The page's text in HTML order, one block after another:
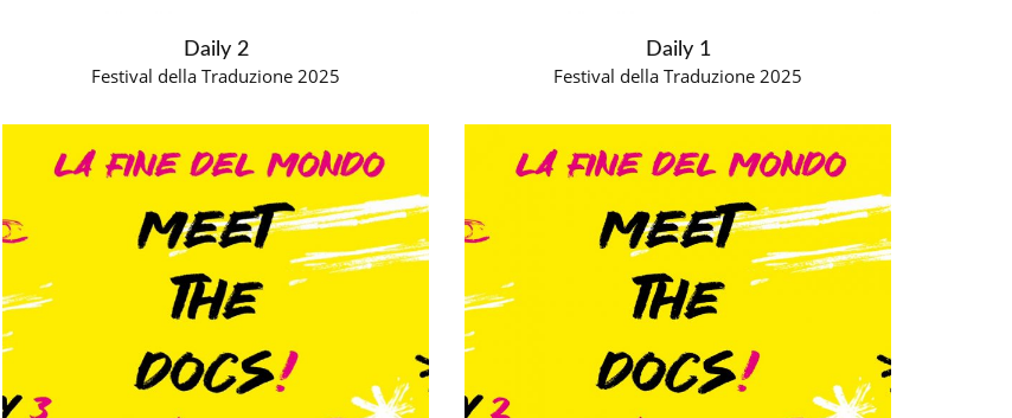
Daily 2
Festival della Traduzione 2025
Daily 1
Festival della Traduzione 2025